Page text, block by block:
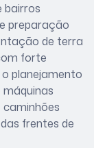
bairros
preparação
de terra
forte
o planejamento
caminhões
frentes de